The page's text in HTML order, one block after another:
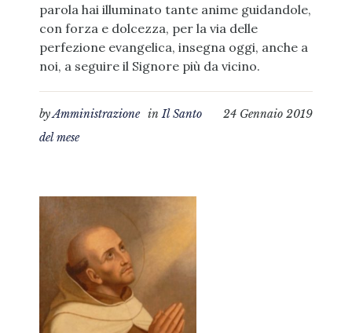
parola hai illuminato tante anime guidandole,
con forza e dolcezza, per la via delle
perfezione evangelica, insegna oggi, anche a
noi, a seguire il Signore più da vicino.
24 Gennaio 2019
byAmministrazione inIl Santo
del mese